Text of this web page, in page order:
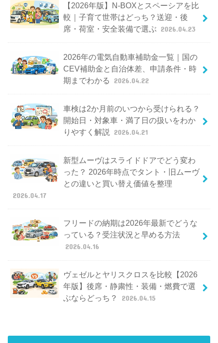
【2026年版】N-BOXとスペーシアを比
較｜子育て世帯はどっち？送迎・後
席・荷室・安全装備で選ぶ 2026.04.23
2026年の電気自動車補助金一覧｜国の
CEV補助金と自治体差、申請条件・時
期までわかる
2026.04.22
車検は2か月前のいつから受けられる？
開始日・対象車・満了日の扱いをわか
りやすく解説
2026.04.21
新型ムーヴはスライドドアでどう変わ
った？ 2026年時点でタント・旧ムーヴ
との違いと買い替え価値を整理
2026.04.17
フリードの納期は2026年最新でどうな
っている？受注状況と早める方法
2026.04.16
ヴェゼルとヤリスクロスを比較【2026
年版】後席・静粛性・装備・燃費で選
ぶならどっち？
2026.04.15